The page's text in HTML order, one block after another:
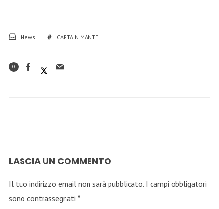
News CAPTAIN MANTELL
0
LASCIA UN COMMENTO
Il tuo indirizzo email non sarà pubblicato. I campi obbligatori
sono contrassegnati *